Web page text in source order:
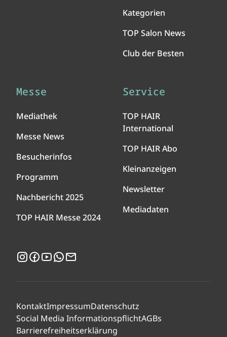
Kategorien
TOP Salon News
Club der Besten
Messe
Mediathek
Messe News
Besucherinfos
Programm
Nachbericht 2025
TOP HAIR Messe 2024
Service
TOP HAIR
International
TOP HAIR Abo
Kleinanzeigen
Newsletter
Mediadaten
Instagram
Facebook
YouTubeWhatsApp
KontaktImpressumDatenschutz
Social Media InformationspflichtAGBs
Barrierefreiheitserklärung